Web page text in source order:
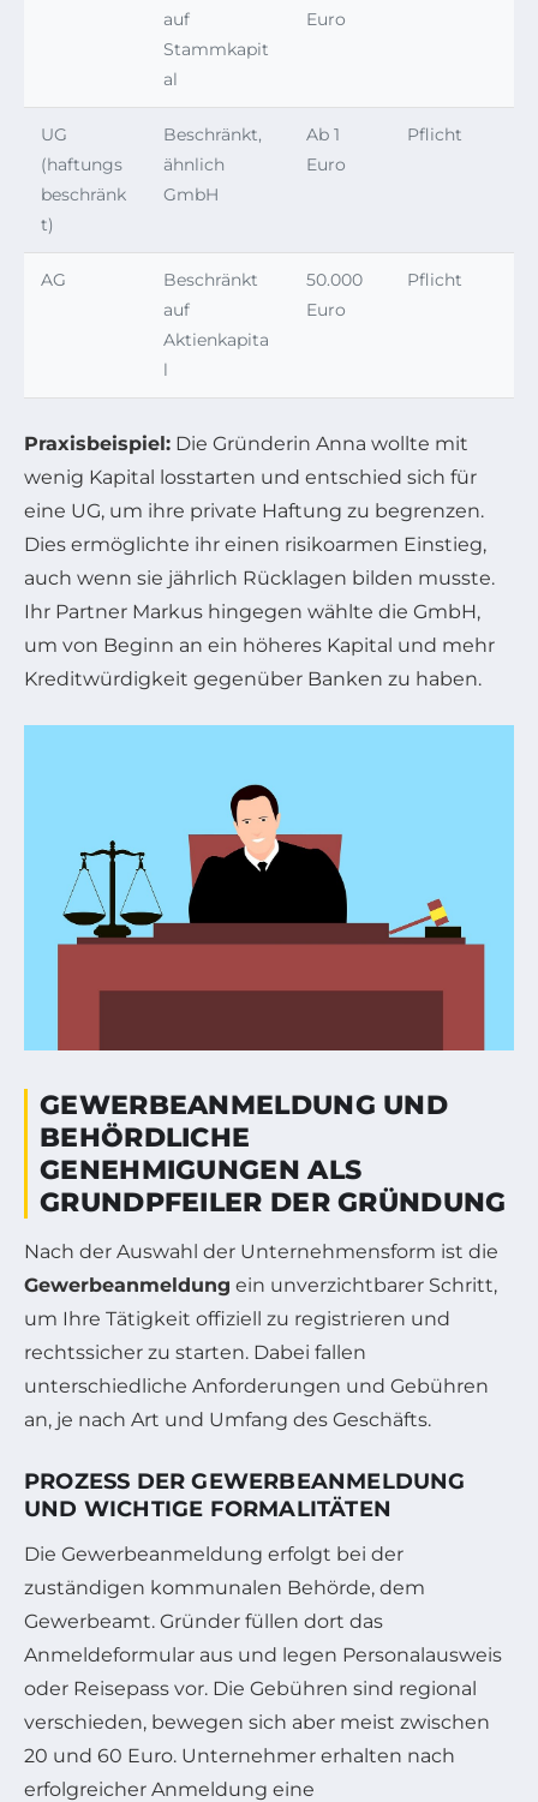
auf
Stammkapit
al
Euro
UG
(haftungs
beschränk
t)
Beschränkt,
ähnlich
GmbH
Ab 1
Euro
Pflicht
AG
Beschränkt
auf
Aktienkapita
l
50.000
Euro
Pflicht
Praxisbeispiel: Die Gründerin Anna wollte mit
wenig Kapital losstarten und entschied sich für
eine UG, um ihre private Haftung zu begrenzen.
Dies ermöglichte ihr einen risikoarmen Einstieg,
auch wenn sie jährlich Rücklagen bilden musste.
Ihr Partner Markus hingegen wählte die GmbH,
um von Beginn an ein höheres Kapital und mehr
Kreditwürdigkeit gegenüber Banken zu haben.
GEWERBEANMELDUNG UND
BEHÖRDLICHE
GENEHMIGUNGEN ALS
GRUNDPFEILER DER GRÜNDUNG
Nach der Auswahl der Unternehmensform ist die
Gewerbeanmeldung ein unverzichtbarer Schritt,
um Ihre Tätigkeit offiziell zu registrieren und
rechtssicher zu starten. Dabei fallen
unterschiedliche Anforderungen und Gebühren
an, je nach Art und Umfang des Geschäfts.
PROZESS DER GEWERBEANMELDUNG
UND WICHTIGE FORMALITÄTEN
Die Gewerbeanmeldung erfolgt bei der
zuständigen kommunalen Behörde, dem
Gewerbeamt. Gründer füllen dort das
Anmeldeformular aus und legen Personalausweis
oder Reisepass vor. Die Gebühren sind regional
verschieden, bewegen sich aber meist zwischen
20 und 60 Euro. Unternehmer erhalten nach
erfolgreicher Anmeldung eine